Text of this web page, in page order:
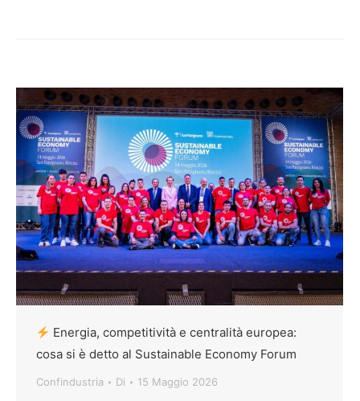
Energia, competitività e centralità europea:
cosa si è detto al Sustainable Economy Forum
Confindustria Di 15 Maggio 2026